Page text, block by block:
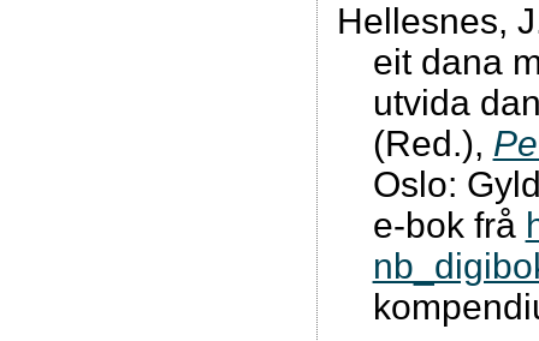
Hellesnes,
eit dana
utvida
(Red.),
Oslo:
e-bok frå